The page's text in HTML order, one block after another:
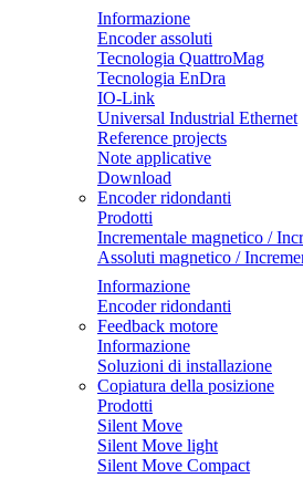
Informazione
Encoder assoluti
Tecnologia QuattroMag
Tecnologia EnDra
IO-Link
Universal Industrial Ethernet
Reference projects
Note applicative
Download
Encoder ridondanti
Prodotti
Incrementale magnetico /
Assoluti magnetico /
Informazione
Encoder ridondanti
Feedback motore
Informazione
Soluzioni di installazione
Copiatura della posizione
Prodotti
Silent Move
Silent Move light
Silent Move Compact